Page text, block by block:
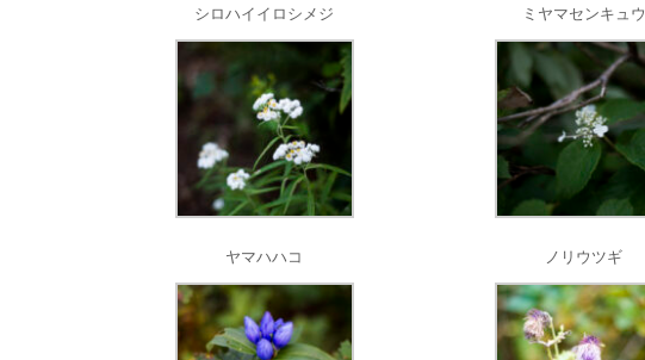
シロハイイロシメジ ミヤマセンキュウ
ヤマハハコ ノリウツギ